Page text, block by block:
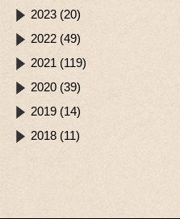
2023 (20)
2022 (49)
2021 (119)
2020 (39)
2019 (14)
2018 (11)